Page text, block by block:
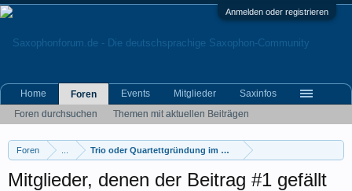
Anmelden oder registrieren
Foren Trio oder Quartettgründung im Großraum Taunus
Mitglieder, denen der Beitrag #1 gefällt
Home
Foren
Foren durchsuchen
Themen mit aktuellen Beiträgen
Events Mitglieder Saxinfos